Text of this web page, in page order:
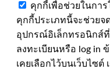
คุกกี้เพื่อช่วยในการ
คุกกี้ประเภทนี้จะช่วย
อุปกรณ์อิเล็กทรอนิกส์
ลงทะเบียนหรือ log in
เคยเลือกไว้บนเว็บไซ